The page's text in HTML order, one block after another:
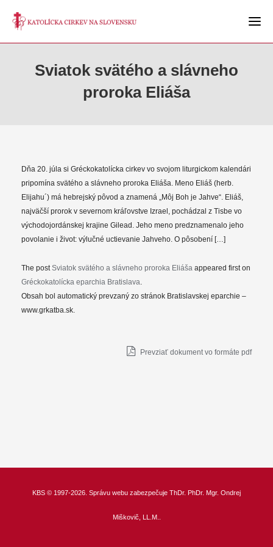
Sviatok svätého a slávneho
proroka Eliáša
Dňa 20. júla si Gréckokatolícka cirkev vo svojom liturgickom kalendári
pripomína svätého a slávneho proroka Eliáša. Meno Eliáš (herb.
Elijahu´) má hebrejský pôvod a znamená „Môj Boh je Jahve“. Eliáš,
najväčší prorok v severnom kráľovstve Izrael, pochádzal z Tisbe vo
východojordánskej krajine Gilead. Jeho meno predznamenalo jeho
povolanie i život: výlučné uctievanie Jahveho. O pôsobení […]
The postSviatok svätého a slávneho proroka Eliáša appeared first on
Gréckokatolícka eparchia Bratislava.
Obsah bol automatický prevzaný zo stránok Bratislavskej eparchie –
www.grkatba.sk.
Prevziať dokument vo formáte pdf
KBS © 1997-2026. Správu webu zabezpečuje ThDr. PhDr. Mgr. Ondrej
Miškovič, LL.M.